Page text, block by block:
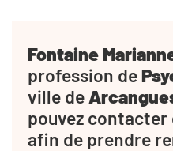
Fontaine
profession de
ville de
pouvez
afin de prendre